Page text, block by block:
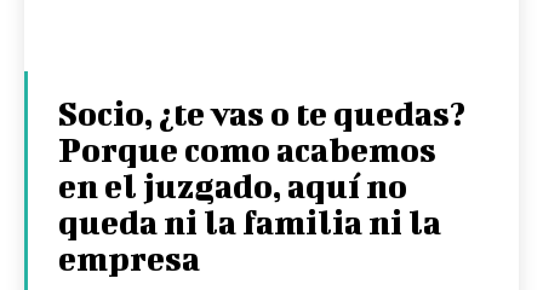
Socio, ¿te vas o te quedas?
Porque como acabemos
en el juzgado, aquí no
queda ni la familia ni la
empresa